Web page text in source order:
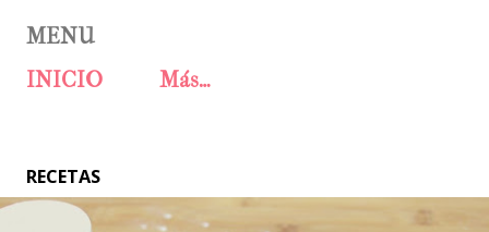
MENU
INICIO
Más…
RECETAS